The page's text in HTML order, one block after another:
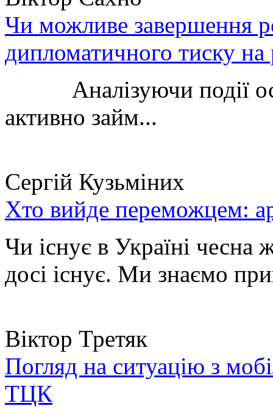
Чи можливе завершення
дипломатичного тиску
Аналізуючи події
активно займ...
Сергій Кузьміних
Хто вийде переможцем:
Чи існує в Україні чесна
досі існує. Ми знаємо
Віктор Третяк
Погляд на ситуацію з
ТЦК